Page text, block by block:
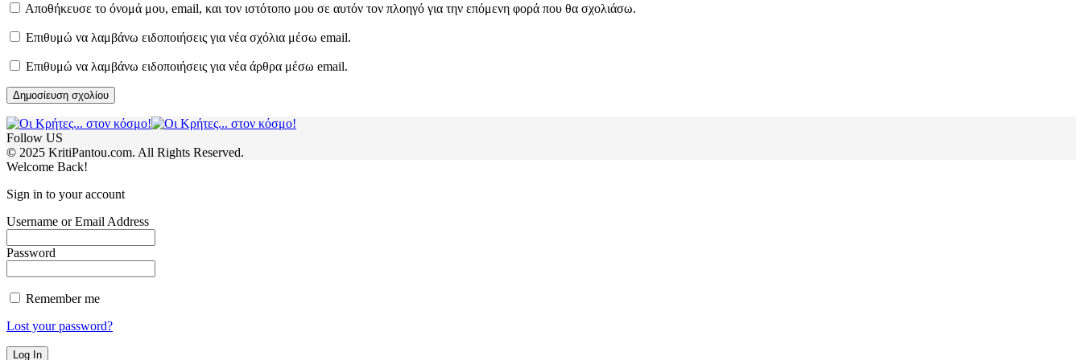
Αποθήκευσε το όνομά μου, email, και τον ιστότοπο μου σε αυτόν τον πλοηγό για την επόμενη φορά που θα σχολιάσω.
Επιθυμώ να λαμβάνω ειδοποιήσεις για νέα σχόλια μέσω email.
Επιθυμώ να λαμβάνω ειδοποιήσεις για νέα άρθρα μέσω email.
Follow US
© 2025 KritiPantou.com. All Rights Reserved.
Welcome Back!
Sign in to your account
Username or Email Address
Password
Remember me
Lost your password?